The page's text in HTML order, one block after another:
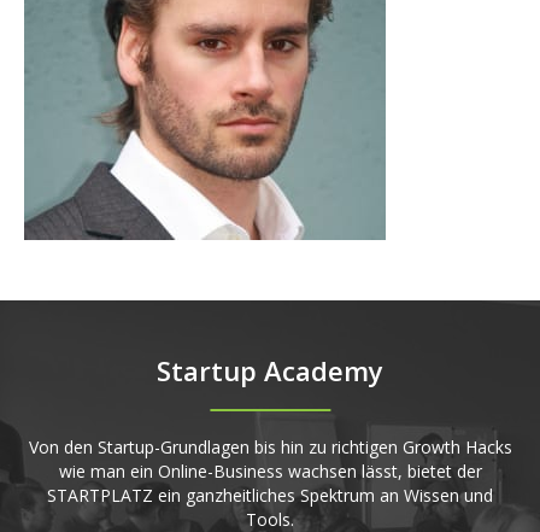
Startup Academy
Von den Startup-Grundlagen bis hin zu richtigen Growth Hacks
wie man ein Online-Business wachsen lässt, bietet der
STARTPLATZ ein ganzheitliches Spektrum an Wissen und
Tools.